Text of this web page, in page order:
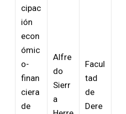
cipac
ión
econ
ómic
o-
finan
ciera
de
Alfre
do
Sierr
a
Facul
tad
de
Dere